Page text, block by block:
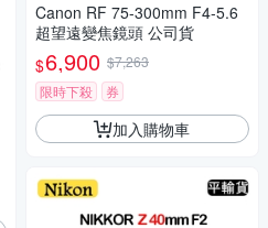
Canon RF 75-300mm F4-5.6
超望遠變焦鏡頭 公司貨
$6,900 $7,263
限時下殺
券
加入購物車